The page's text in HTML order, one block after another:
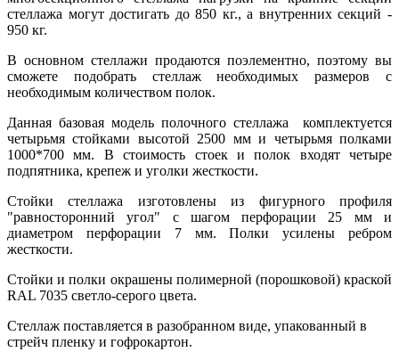
стеллажа могут достигать до 850 кг., а внутренних секций -
950 кг.
В основном стеллажи продаются поэлементно, поэтому вы
сможете подобрать стеллаж необходимых размеров с
необходимым количеством полок.
Данная базовая модель полочного стеллажа комплектуется
четырьмя стойками высотой 2500 мм и четырьмя полками
1000*700 мм. В стоимость стоек и полок входят четыре
подпятника, крепеж и уголки жесткости.
Стойки стеллажа изготовлены из фигурного профиля
"равносторонний угол" с шагом перфорации 25 мм и
диаметром перфорации 7 мм. Полки усилены ребром
жесткости.
Стойки и полки окрашены полимерной (порошковой) краской
RAL 7035 светло-серого цвета.
Стеллаж поставляется в разобранном виде, упакованный в
стрейч пленку и гофрокартон.